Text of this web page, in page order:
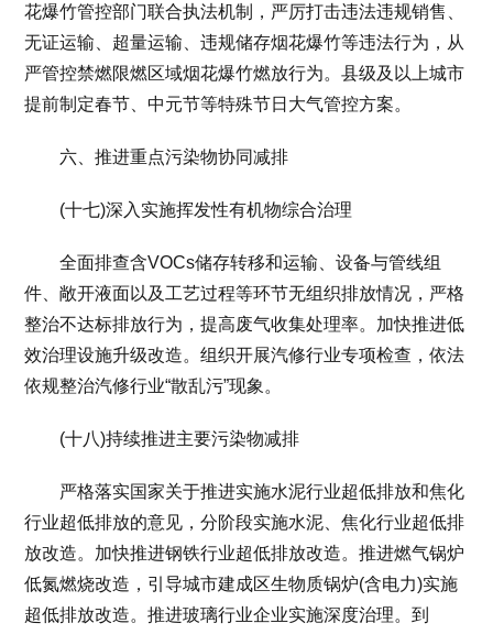
花爆竹管控部门联合执法机制，严厉打击违法违规销售、
无证运输、超量运输、违规储存烟花爆竹等违法行为，从
严管控禁燃限燃区域烟花爆竹燃放行为。县级及以上城市
提前制定春节、中元节等特殊节日大气管控方案。
六、推进重点污染物协同减排
(十七)深入实施挥发性有机物综合治理
全面排查含VOCs储存转移和运输、设备与管线组
件、敞开液面以及工艺过程等环节无组织排放情况，严格
整治不达标排放行为，提高废气收集处理率。加快推进低
效治理设施升级改造。组织开展汽修行业专项检查，依法
依规整治汽修行业“散乱污”现象。
(十八)持续推进主要污染物减排
严格落实国家关于推进实施水泥行业超低排放和焦化
行业超低排放的意见，分阶段实施水泥、焦化行业超低排
放改造。加快推进钢铁行业超低排放改造。推进燃气锅炉
低氮燃烧改造，引导城市建成区生物质锅炉(含电力)实施
超低排放改造。推进玻璃行业企业实施深度治理。到